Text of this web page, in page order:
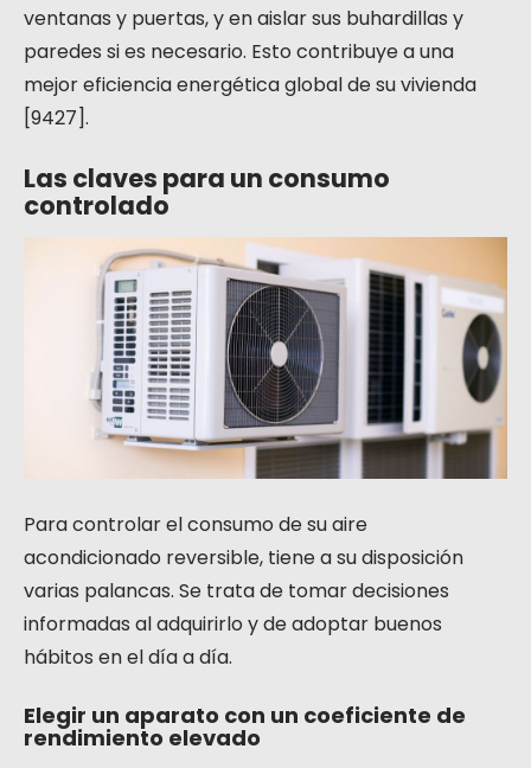
ventanas y puertas, y en aislar sus buhardillas y
paredes si es necesario. Esto contribuye a una
mejor eficiencia energética global de su vivienda
[9427].
Las claves para un consumo
controlado
Para controlar el consumo de su aire
acondicionado reversible, tiene a su disposición
varias palancas. Se trata de tomar decisiones
informadas al adquirirlo y de adoptar buenos
hábitos en el día a día.
Elegir un aparato con un coeficiente de
rendimiento elevado